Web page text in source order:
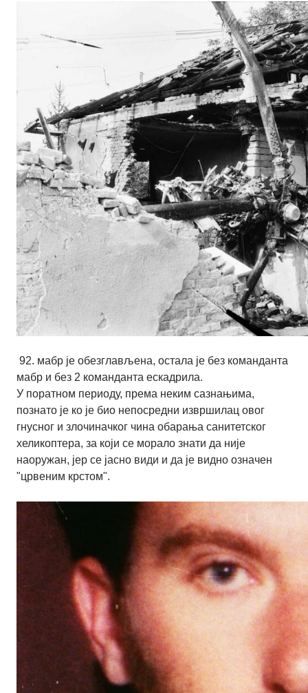
92. мабр је обезглављена, остала је без команданта
мабр и без 2 команданта ескадрила.
У поратном периоду, према неким сазнањима,
познато је ко је био непосредни извршилац овог
гнусног и злочиначког чина обарања санитетског
хеликоптера, за који се морало знати да није
наоружан, јер се јасно види и да је видно означен
"црвеним крстом".